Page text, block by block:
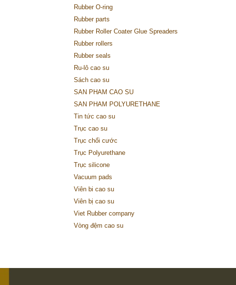
Rubber O-ring
Rubber parts
Rubber Roller Coater Glue Spreaders
Rubber rollers
Rubber seals
Ru-lô cao su
Sách cao su
SAN PHAM CAO SU
SAN PHAM POLYURETHANE
Tin tức cao su
Trục cao su
Trục chổi cước
Trục Polyurethane
Trục silicone
Vacuum pads
Viên bi cao su
Viên bị cao su
Viet Rubber company
Vòng đệm cao su